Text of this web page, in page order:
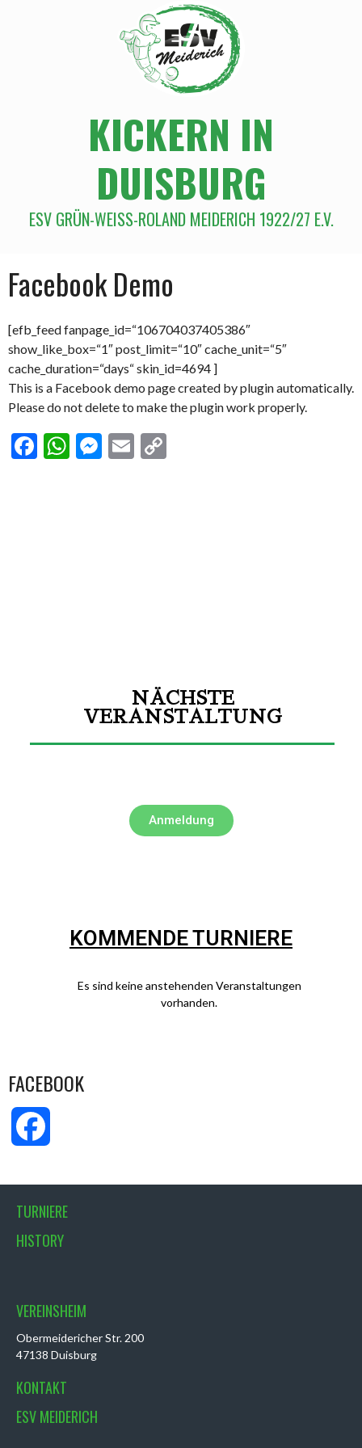
KICKERN IN
DUISBURG
ESV GRÜN-WEISS-ROLAND MEIDERICH 1922/27 E.V.
Facebook Demo
[efb_feed fanpage_id=“106704037405386″
show_like_box=“1″ post_limit=“10″ cache_unit=“5″
cache_duration=“days“ skin_id=4694 ]
This is a Facebook demo page created by plugin automatically.
Please do not delete to make the plugin work properly.
Facebook
WhatsApp
Messenger
Email
NÄCHSTE
VERANSTALTUNG
Anmeldung
KOMMENDE TURNIERE
Es sind keine anstehenden Veranstaltungen
vorhanden.
FACEBOOK
TURNIERE
HISTORY
VEREINSHEIM
Obermeidericher Str. 200
47138 Duisburg
KONTAKT
ESV MEIDERICH